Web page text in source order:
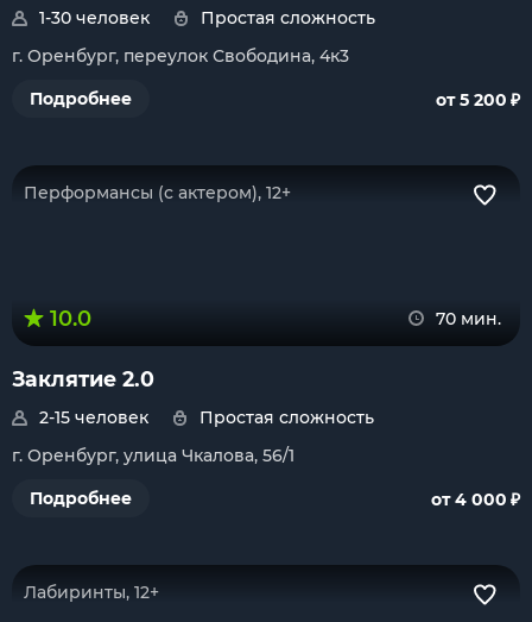
1-30 человек
Простая сложность
г. Оренбург, переулок Свободина, 4к3
Подробнее
от 5 200 ₽
Перформансы (с актером), 12+
10.0 70 мин.
Заклятие 2.0
2-15 человек
Простая сложность
г. Оренбург, улица Чкалова, 56/1
Подробнее
от 4 000 ₽
Лабиринты, 12+